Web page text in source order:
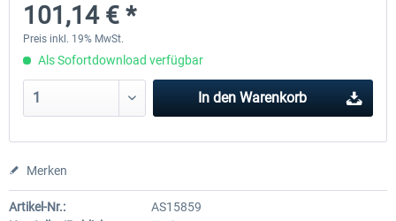
37,95 € *
101,14 € *
Preis inkl. 19% MwSt.
Als Sofortdownload verfügbar
In den Warenkorb
Merken
Artikel-Nr.:
AS15859